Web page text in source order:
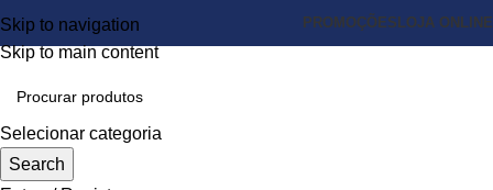
Skip to navigation
Skip to main content
PROMOÇÕES LOJA ONLINE
Selecionar categoria
Search